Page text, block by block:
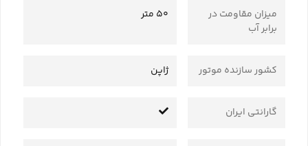
میزان مقاومت در
برابر آب
50 متر
کشور سازنده موتور ژاپن
گارانتی ایران